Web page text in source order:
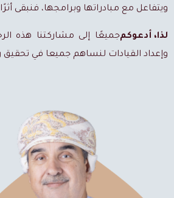
ويتفاعل مع مبادراتها وبرامجها، فنبقى
لذا، أدعوكمجميعًا إلى مشاركتنا هذه
وإعداد القيادات لنساهم جميعا في تحقيق